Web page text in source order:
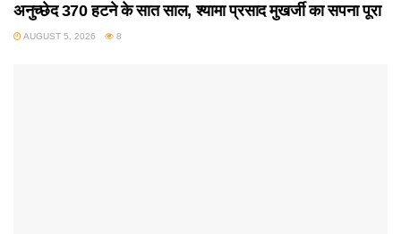
अनुच्छेद 370 हटने के सात साल, श्यामा प्रसाद मुखर्जी का सपना पूरा
AUGUST 5, 2026 8